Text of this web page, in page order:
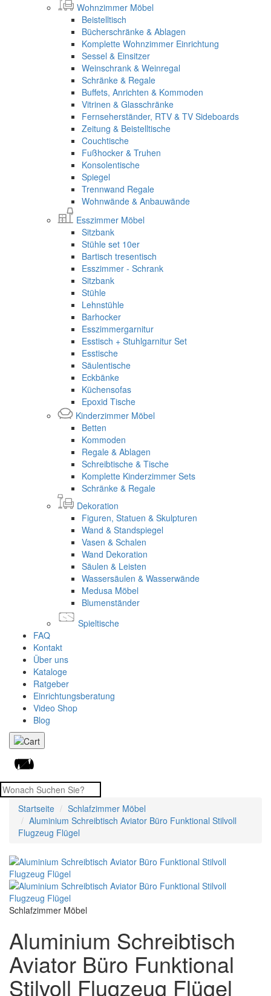
Wohnzimmer Möbel
Beistelltisch
Bücherschränke & Ablagen
Komplette Wohnzimmer Einrichtung
Sessel & Einsitzer
Weinschrank & Weinregal
Schränke & Regale
Buffets, Anrichten & Kommoden
Vitrinen & Glasschränke
Fernseherständer, RTV & TV Sideboards
Zeitung & Beistelltische
Couchtische
Fußhocker & Truhen
Konsolentische
Spiegel
Trennwand Regale
Wohnwände & Anbauwände
Esszimmer Möbel
Sitzbank
Stühle set 10er
Bartisch tresentisch
Esszimmer - Schrank
Sitzbank
Stühle
Lehnstühle
Barhocker
Esszimmergarnitur
Esstisch + Stuhlgarnitur Set
Esstische
Säulentische
Eckbänke
Küchensofas
Epoxid Tische
Kinderzimmer Möbel
Betten
Kommoden
Regale & Ablagen
Schreibtische & Tische
Komplette Kinderzimmer Sets
Schränke & Regale
Dekoration
Figuren, Statuen & Skulpturen
Wand & Standspiegel
Vasen & Schalen
Wand Dekoration
Säulen & Leisten
Wassersäulen & Wasserwände
Medusa Möbel
Blumenständer
Spieltische
FAQ
Kontakt
Über uns
Kataloge
Ratgeber
Einrichtungsberatung
Video Shop
Blog
Startseite
Schlafzimmer Möbel
Aluminium Schreibtisch Aviator Büro Funktional Stilvoll
Flugzeug Flügel
Schlafzimmer Möbel
Aluminium Schreibtisch
Aviator Büro Funktional
Stilvoll Flugzeug Flügel